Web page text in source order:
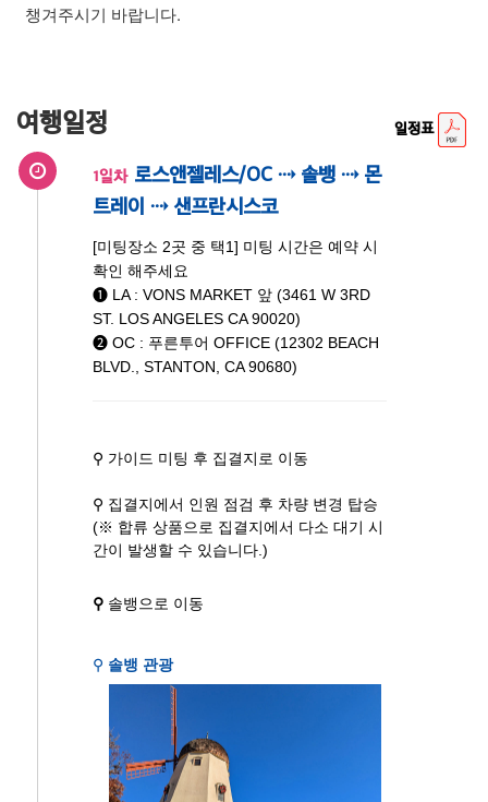
챙겨주시기 바랍니다.
여행일정 일정표
1일차 로스앤젤레스/OC ⇢ 솔뱅 ⇢ 몬
트레이 ⇢ 샌프란시스코
[미팅장소 2곳 중 택1] 미팅 시간은 예약 시
확인 해주세요
➊ LA : VONS MARKET 앞 (3461 W 3RD
ST. LOS ANGELES CA 90020)
➋ OC : 푸른투어 OFFICE (12302 BEACH
BLVD., STANTON, CA 90680)
⚲ 가이드 미팅 후 집결지로 이동
⚲ 집결지에서 인원 점검 후 차량 변경 탑승
(※ 합류 상품으로 집결지에서 다소 대기 시
간이 발생할 수 있습니다.)
⚲ 솔뱅으로 이동
⚲ 솔뱅 관광